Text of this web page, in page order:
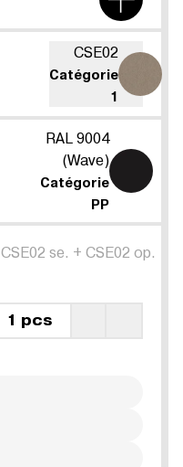
CSE02
Catégorie
1
RAL 9004
(Wave)
Catégorie
PP
CSE02 se. + CSE02 op.
1 pcs